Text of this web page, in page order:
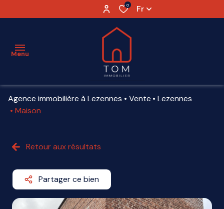
0 Fr
Menu
ESTIMATION
LOCATION
VENDU
Agence immobilière à Lezennes Vente
Lezennes
Maison
Retour aux résultats
Partager ce bien